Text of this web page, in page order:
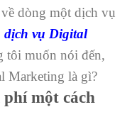
dòng một dịch vụ
dịch vụ Digital
tôi muốn nói đến,
Marketing là gì?
một cách